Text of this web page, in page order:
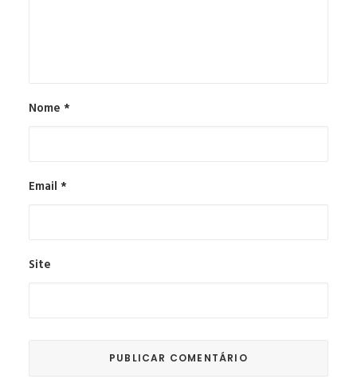
Nome *
Email *
Site